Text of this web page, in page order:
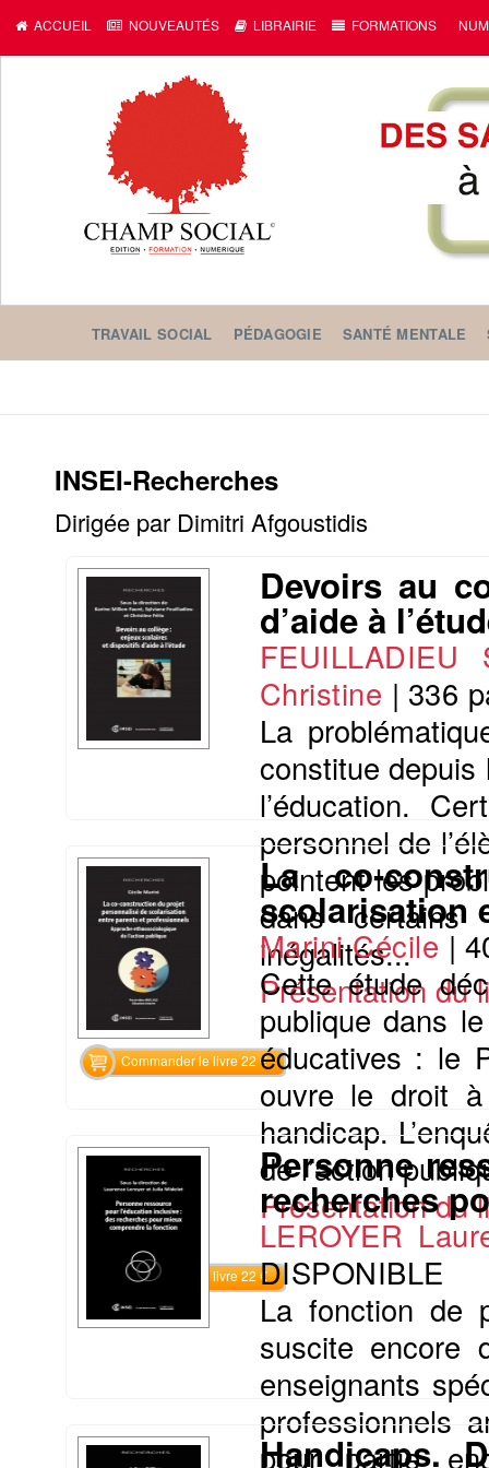
ACCUEIL NOUVEAUTÉS LIBRAIRIE FORMATIONS
TRAVAIL SOCIAL PÉDAGOGIE SANTÉ MENTALE
INSEI-Recherches
Dirigée par Dimitri Afgoustidis
Devoirs au
d’aide à
Christine | 336
La
constitue
l’éducation.
personnel de
pointent les
dans certains
inégalités...
Présentation du
Commander le livre 22 €
La co-
scolarisation
Marini Cécile |
Cette étude
publique dans
éducatives : le
ouvre le droit
handicap.
de l’action
Présentation du
Commander le livre 22 €
Personne
recherches
LEROYER
DISPONIBLE
La fonction de
suscite encore
enseignants
professionnels
pour partie
Handicaps.